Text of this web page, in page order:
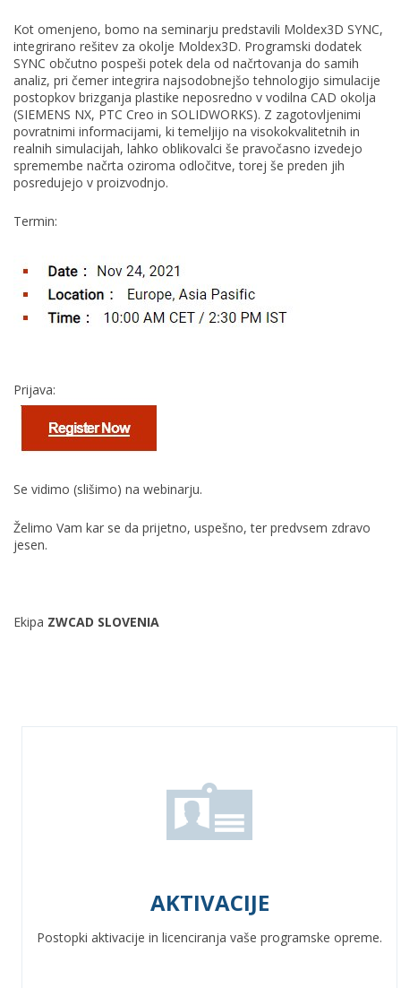
Kot omenjeno, bomo na seminarju predstavili Moldex3D SYNC,
integrirano rešitev za okolje Moldex3D. Programski dodatek
SYNC občutno pospeši potek dela od načrtovanja do samih
analiz, pri čemer integrira najsodobnejšo tehnologijo simulacije
postopkov brizganja plastike neposredno v vodilna CAD okolja
(SIEMENS NX, PTC Creo in SOLIDWORKS). Z zagotovljenimi
povratnimi informacijami, ki temeljijo na visokokvalitetnih in
realnih simulacijah, lahko oblikovalci še pravočasno izvedejo
spremembe načrta oziroma odločitve, torej še preden jih
posredujejo v proizvodnjo.
Termin:
Prijava:
Se vidimo (slišimo) na webinarju.
Želimo Vam kar se da prijetno, uspešno, ter predvsem zdravo
jesen.
Ekipa ZWCAD SLOVENIA
AKTIVACIJE
Postopki aktivacije in licenciranja vaše programske opreme.